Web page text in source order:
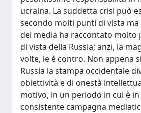
ucraina. La suddetta crisi può
secondo molti punti di vista
dei media ha raccontato molto
di vista della Russia; anzi, la
volte, le è contro. Non appena
Russia la stampa occidentale
obiettività e di onestà
motivo, in un periodo in cui è
consistente campagna